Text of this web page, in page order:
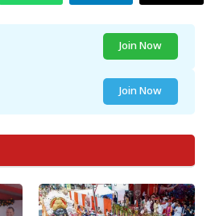
Join Now
Join Now